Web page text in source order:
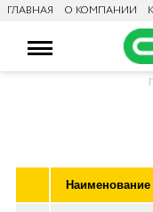
ГЛАВНАЯ О КОМПАНИИ
Наименование